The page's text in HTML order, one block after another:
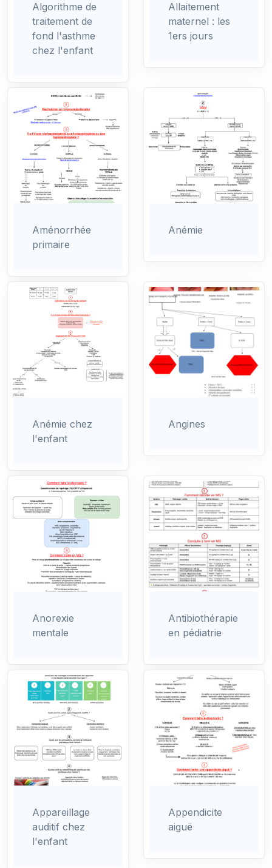
Algorithme de
traitement de
fond l'asthme
chez l'enfant
Allaitement
maternel : les
1ers jours
Aménorrhée
primaire
Anémie
Anémie chez
l'enfant
Angines
Anorexie
mentale
Antibiothérapie
en pédiatrie
Appareillage
auditif chez
l'enfant
Appendicite
aiguë